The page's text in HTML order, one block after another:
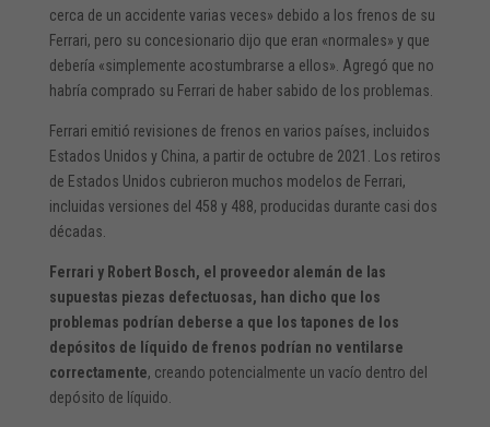
cerca de un accidente varias veces» debido a los frenos de su
Ferrari, pero su concesionario dijo que eran «normales» y que
debería «simplemente acostumbrarse a ellos». Agregó que no
habría comprado su Ferrari de haber sabido de los problemas.
Ferrari emitió revisiones de frenos en varios países, incluidos
Estados Unidos y China, a partir de octubre de 2021. Los retiros
de Estados Unidos cubrieron muchos modelos de Ferrari,
incluidas versiones del 458 y 488, producidas durante casi dos
décadas.
Ferrari y Robert Bosch, el proveedor alemán de las
supuestas piezas defectuosas, han dicho que los
problemas podrían deberse a que los tapones de los
depósitos de líquido de frenos podrían no ventilarse
correctamente, creando potencialmente un vacío dentro del
depósito de líquido.